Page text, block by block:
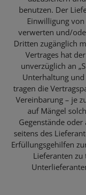
benutzen. Der
Einwilligung von
verwerten und/
Dritten zugänglich
Vertrages hat
unverzüglich an
Unterhaltung und
tragen die
Vereinbarung – je
auf Mängel
Gegenstände
seitens des
Erfüllungsgehilfen
Lieferanten